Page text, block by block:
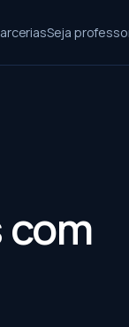
Seja
com